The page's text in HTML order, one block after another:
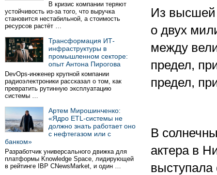
В кризис компании теряют
устойчивость из-за того, что выручка
становится нестабильной, а стоимость
ресурсов растёт …
Трансформация ИТ-
инфраструктуры в
промышленном секторе:
опыт Антона Пирогова
DevOps-инженер крупной компании
радиоэлектроники рассказал о том, как
превратить рутинную эксплуатацию
системы …
Артем Мирошинченко:
«Ядро ETL-системы не
должно знать работает оно
с нефтегазом или с
банком»
Разработчик универсального движка для
платформы Knowledge Space, лидирующей
в рейтинге IBP CNewsMarket, и один …
Из высшей
о двух
между
предел,
предел,
В
актера в
выступала